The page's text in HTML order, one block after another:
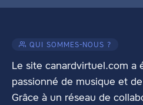
QUI SOMMES-NOUS ?
Le site canardvirtuel.com a
passionné de musique et
Grâce à un réseau de